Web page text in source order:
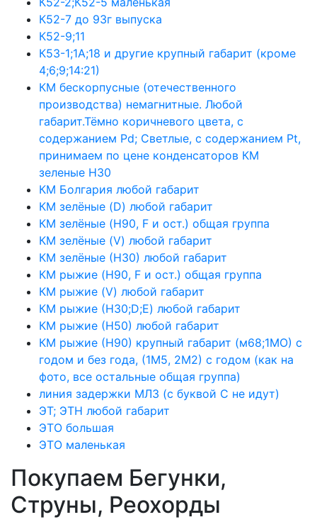
К52-7 до 93г выпуска
К52-9;11
К53-1;1А;18 и другие крупный габарит (кроме
4;6;9;14:21)
КМ бескорпусные (отечественного
производства) немагнитные. Любой
габарит.Тёмно коричневого цвета, с
содержанием Pd; Светлые, с содержанием Pt,
принимаем по цене конденсаторов КМ
зеленые Н30
КМ Болгария любой габарит
КМ зелёные (D) любой габарит
КМ зелёные (H90, F и ост.) общая группа
КМ зелёные (V) любой габарит
КМ зелёные (Н30) любой габарит
КМ рыжие (H90, F и ост.) общая группа
КМ рыжие (V) любой габарит
КМ рыжие (Н30;D;E) любой габарит
КМ рыжие (Н50) любой габарит
КМ рыжие (Н90) крупный габарит (м68;1МО) с
годом и без года, (1М5, 2М2) с годом (как на
фото, все остальные общая группа)
линия задержки МЛЗ (с буквой С не идут)
ЭТ; ЭТН любой габарит
ЭТО большая
ЭТО маленькая
Покупаем Бегунки,
Струны, Реохорды